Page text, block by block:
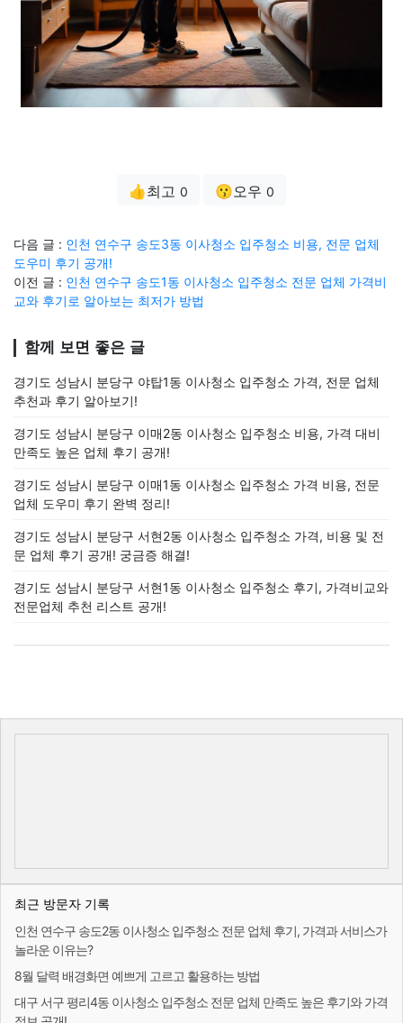
👍최고 0 😗오우 0
다음 글 : 인천 연수구 송도3동 이사청소 입주청소 비용, 전문 업체
도우미 후기 공개!
이전 글 : 인천 연수구 송도1동 이사청소 입주청소 전문 업체 가격비
교와 후기로 알아보는 최저가 방법
함께 보면 좋은 글
경기도 성남시 분당구 야탑1동 이사청소 입주청소 가격, 전문 업체
추천과 후기 알아보기!
경기도 성남시 분당구 이매2동 이사청소 입주청소 비용, 가격 대비
만족도 높은 업체 후기 공개!
경기도 성남시 분당구 이매1동 이사청소 입주청소 가격 비용, 전문
업체 도우미 후기 완벽 정리!
경기도 성남시 분당구 서현2동 이사청소 입주청소 가격, 비용 및 전
문 업체 후기 공개! 궁금증 해결!
경기도 성남시 분당구 서현1동 이사청소 입주청소 후기, 가격비교와
전문업체 추천 리스트 공개!
최근 방문자 기록
인천 연수구 송도2동 이사청소 입주청소 전문 업체 후기, 가격과 서비스가
놀라운 이유는?
8월 달력 배경화면 예쁘게 고르고 활용하는 방법
대구 서구 평리4동 이사청소 입주청소 전문 업체 만족도 높은 후기와 가격